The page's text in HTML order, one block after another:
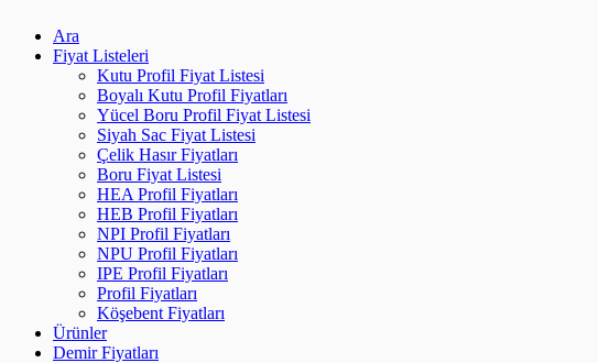
Ara
Fiyat Listeleri
Kutu Profil Fiyat Listesi
Boyalı Kutu Profil Fiyatları
Yücel Boru Profil Fiyat Listesi
Siyah Sac Fiyat Listesi
Çelik Hasır Fiyatları
Boru Fiyat Listesi
HEA Profil Fiyatları
HEB Profil Fiyatları
NPI Profil Fiyatları
NPU Profil Fiyatları
IPE Profil Fiyatları
Profil Fiyatları
Köşebent Fiyatları
Ürünler
Demir Fiyatları